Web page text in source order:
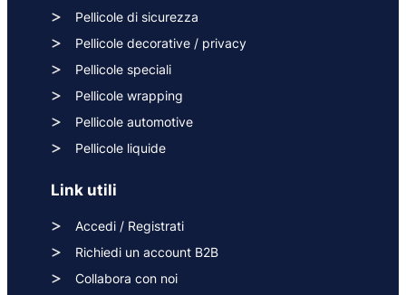
Pellicole di sicurezza
Pellicole decorative / privacy
Pellicole speciali
Pellicole wrapping
Pellicole automotive
Pellicole liquide
Link utili
Accedi / Registrati
Richiedi un account B2B
Collabora con noi